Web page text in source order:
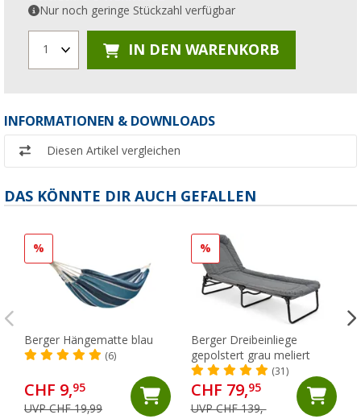
Nur noch geringe Stückzahl verfügbar
1 IN DEN WARENKORB
INFORMATIONEN & DOWNLOADS
Diesen Artikel vergleichen
DAS KÖNNTE DIR AUCH GEFALLEN
%
Berger Hängematte blau
(6)
CHF 9,95
UVP CHF 19,99
%
Berger Dreibeinliege
gepolstert grau meliert
(31)
CHF 79,95
UVP CHF 139,-